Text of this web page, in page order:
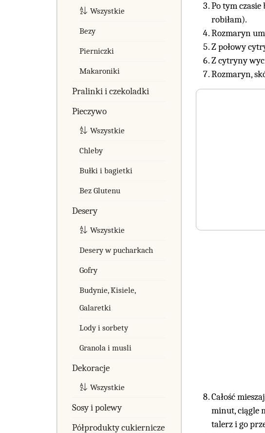
Wszystkie
Bezy
Pierniczki
Makaroniki
Pralinki i czekoladki
Pieczywo
Wszystkie
Chleby
Bułki i bagietki
Bez Glutenu
Desery
Wszystkie
Desery w pucharkach
Gofry
Budynie, Kisiele,
Galaretki
Lody i sorbety
Granola i musli
Dekoracje
Wszystkie
Sosy i polewy
Półprodukty cukiernicze
Po tym
robiłam).
Rozmaryn
Z połowy
Z cytryny
Rozmaryn,
Całość
minut, ciągle
talerz i go